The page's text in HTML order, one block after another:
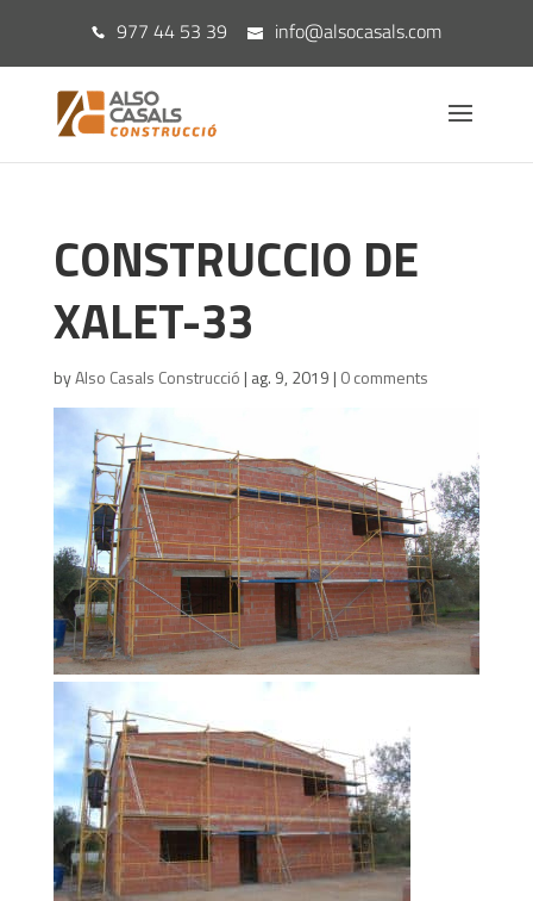
977 44 53 39 info@alsocasals.com
CONSTRUCCIO DE
XALET-33
byAlso Casals Construcció | ag. 9, 2019 | 0 comments